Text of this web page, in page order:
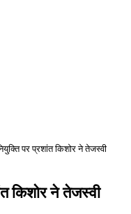
पर प्रशांत किशोर ने तेजस्वी
किशोर ने तेजस्वी